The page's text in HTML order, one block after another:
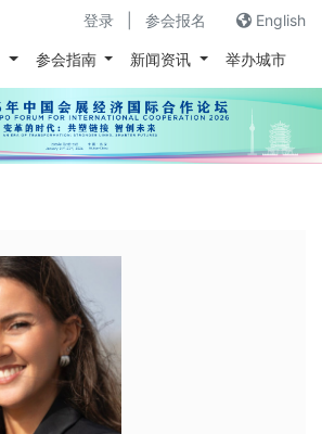
登录 参会报名 English
参会指南 新闻资讯 举办城市